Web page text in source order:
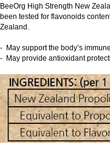
BeeOrg High Strength New
been tested for flavonoids
Zealand.
- May support the body’s
- May provide antioxidant